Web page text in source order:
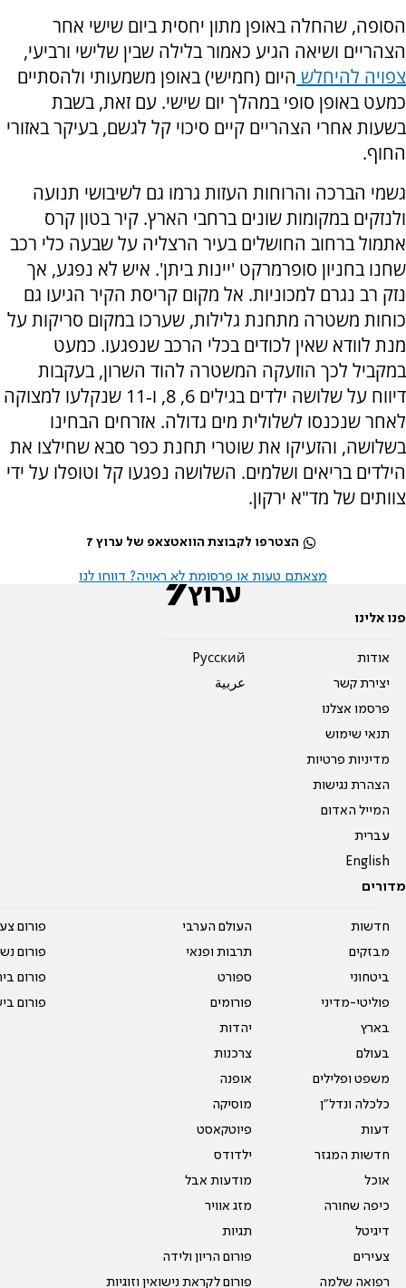
הסופה, שהחלה באופן מתון יחסית ביום שישי אחר
הצהריים ושיאה הגיע כאמור בלילה שבין שלישי ורביעי,
צפויה להיחלש היום (חמישי) באופן משמעותי ולהסתיים
כמעט באופן סופי במהלך יום שישי. עם זאת, בשבת
בשעות אחרי הצהריים קיים סיכוי קל לגשם, בעיקר באזורי
החוף.
גשמי הברכה והרוחות העזות גרמו גם לשיבושי תנועה
ולנזקים במקומות שונים ברחבי הארץ. קיר בטון קרס
אתמול ברחוב החושלים בעיר הרצליה על שבעה כלי רכב
שחנו בחניון סופרמרקט 'יינות ביתן'. איש לא נפגע, אך
נזק רב נגרם למכוניות. אל מקום קריסת הקיר הגיעו גם
כוחות משטרה מתחנת גלילות, שערכו במקום סריקות על
מנת לוודא שאין לכודים בכלי הרכב שנפגעו. כמעט
במקביל לכך הוזעקה המשטרה להוד השרון, בעקבות
דיווח על שלושה ילדים בגילים 6, 8, ו‑11 שנקלעו למצוקה
לאחר שנכנסו לשלולית מים גדולה. אזרחים הבחינו
בשלושה, והזעיקו את שוטרי תחנת כפר סבא שחילצו את
הילדים בריאים ושלמים. השלושה נפגעו קל וטופלו על ידי
צוותים של מד"א ירקון.
הצטרפו לקבוצת הוואטצאפ של ערוץ 7
מצאתם טעות או פרסומת לא ראויה? דווחו לנו
פנו אלינו
אודות
יצירת קשר
פרסמו אצלנו
תנאי שימוש
מדיניות פרטיות
הצהרת נגישות
המייל האדום
עברית
English
Pусский
عربية
מדורים
חדשות
מבזקים
ביטחוני
פוליטי-מדיני
בארץ
בעולם
משפט ופלילים
כלכלה ונדל"ן
דעות
חדשות המגזר
אוכל
כיפה שחורה
דיגיטל
צעירים
רפואה שלמה
העולם הערבי
תרבות ופנאי
ספורט
פורומים
יהדות
צרכנות
אופנה
מוסיקה
פיוטקאסט
ילדודס
מודעות אבל
מזג אוויר
תגיות
פורום הריון ולידה
פורום לקראת נישואין וזוגיות
פורום
פורום
פורום
פורום